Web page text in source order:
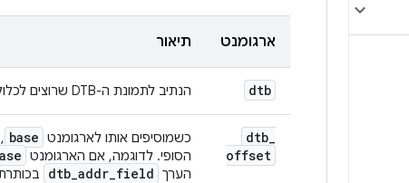
ארגומנט תיאור
dtb הנתיב לתמונת ה-DTB שרוצים לכלול בתמונות של האתחול או השחזור.
dtb_
offset
כשמוסיפים אותו לארגומנט base
הסופי. לדוגמה, אם הארגומנט
הערך
dtb_addr_field